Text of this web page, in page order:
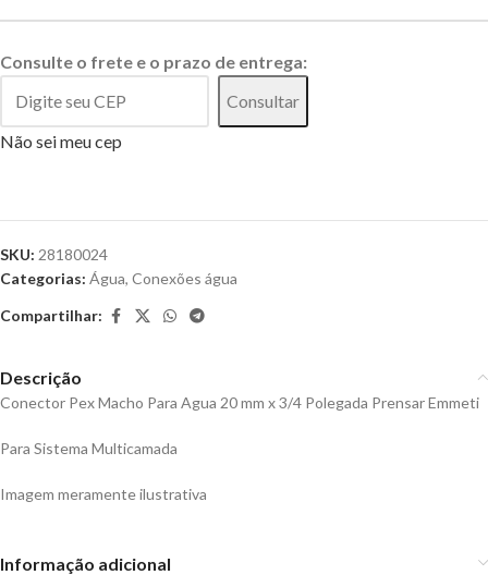
Consulte o frete e o prazo de entrega:
Consultar
Não sei meu cep
SKU: 28180024
Categorias: Água, Conexões água
Compartilhar:
Descrição
Conector Pex Macho Para Agua 20 mm x 3/4 Polegada Prensar Emmeti
Para Sistema Multicamada
Imagem meramente ilustrativa
Informação adicional